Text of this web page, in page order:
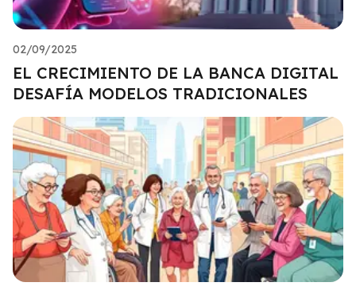
02/09/2025
EL CRECIMIENTO DE LA BANCA DIGITAL
DESAFÍA MODELOS TRADICIONALES